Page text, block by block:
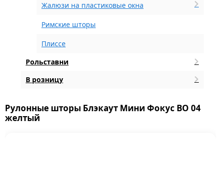
Жалюзи на пластиковые окна
Римские шторы
Плиссе
Рольставни
В розницу
Рулонные шторы Блэкаут Мини Фокус BO 04
желтый